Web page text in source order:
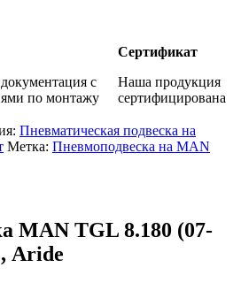
с
по монтажу
Сертификат
Наша продукция
сертифицирована
Пневматическая подвеска на
Метка: Пневмоподвеска на MAN
MAN TGL 8.180 (07-
Aride